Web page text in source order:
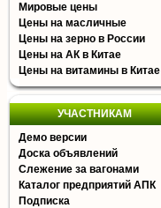
Мировые цены
Цены на масличные
Цены на зерно в России
Цены на АК в Китае
Цены на витамины в Китае
УЧАСТНИКАМ
Демо версии
Доска объявлений
Слежение за вагонами
Каталог предприятий АПК
Подписка